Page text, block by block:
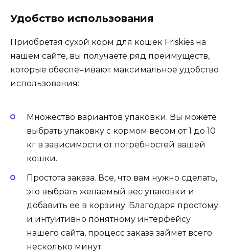
Удобство использования
Приобретая сухой корм для кошек Friskies на
нашем сайте, вы получаете ряд преимуществ,
которые обеспечивают максимальное удобство
использования:
Множество вариантов упаковки. Вы можете
выбрать упаковку с кормом весом от 1 до 10
кг в зависимости от потребностей вашей
кошки.
Простота заказа. Все, что вам нужно сделать,
это выбрать желаемый вес упаковки и
добавить ее в корзину. Благодаря простому
и интуитивно понятному интерфейсу
нашего сайта, процесс заказа займет всего
несколько минут.